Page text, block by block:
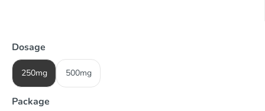
Dosage
250mg 500mg
Package